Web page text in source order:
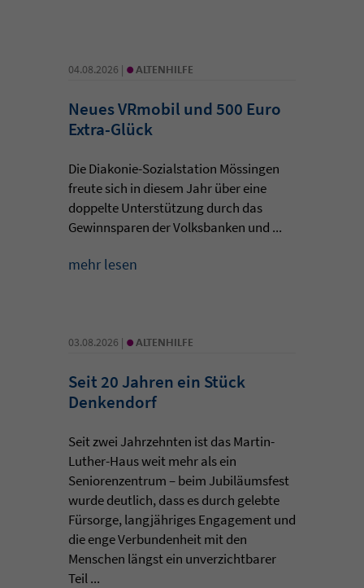
04.08.2026 | • ALTENHILFE
Neues VRmobil und 500 Euro
Extra-Glück
Die Diakonie-Sozialstation Mössingen
freute sich in diesem Jahr über eine
doppelte Unterstützung durch das
Gewinnsparen der Volksbanken und ...
mehr lesen
03.08.2026 | • ALTENHILFE
Seit 20 Jahren ein Stück
Denkendorf
Seit zwei Jahrzehnten ist das Martin-
Luther-Haus weit mehr als ein
Seniorenzentrum – beim Jubiläumsfest
wurde deutlich, dass es durch gelebte
Fürsorge, langjähriges Engagement und
die enge Verbundenheit mit den
Menschen längst ein unverzichtbarer
Teil ...